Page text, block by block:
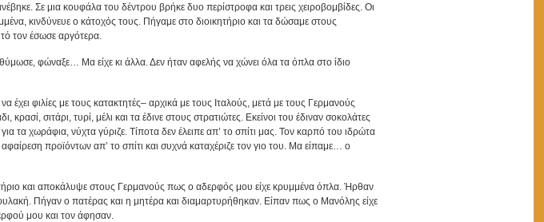
Σε μια κουφάλα του δέντρου βρήκε δυο περίστροφα και τρεις χειροβομβίδες. Οι
κινδύνευε ο κάτοχός τους. Πήγαμε στο διοικητήριο και τα δώσαμε στους
τον έσωσε αργότερα.
φώναξε… Μα είχε κι άλλα. Δεν ήταν αφελής να χώνει όλα τα όπλα στο ίδιο
έχει φιλίες με τους κατακτητές– αρχικά με τους Ιταλούς, μετά με τους Γερμανούς
σιτάρι, τυρί, μέλι και τα έδινε στους στρατιώτες. Εκείνοι του έδιναν σοκολάτες
τα χωράφια, νύχτα γύριζε. Τίποτα δεν έλειπε απ’ το σπίτι μας. Τον καρπό του ιδρώτα
προϊόντων απ’ το σπίτι και συχνά καταχέριζε τον γιο του. Μα είπαμε… ο
και αποκάλυψε στους Γερμανούς πως ο αδερφός μου είχε κρυμμένα όπλα. Ήρθαν
Πήγαν ο πατέρας και η μητέρα και διαμαρτυρήθηκαν. Είπαν πως ο Μανόλης είχε
μου και τον άφησαν.